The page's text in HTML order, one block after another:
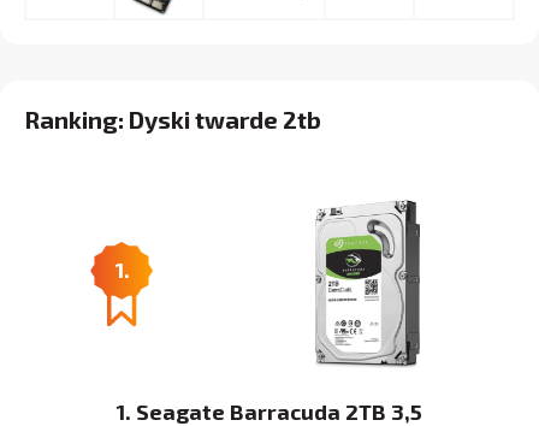
Ranking: Dyski twarde 2tb
1.
1. Seagate Barracuda 2TB 3,5